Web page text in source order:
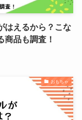
はえるから？こな
品も調査！
おもちゃ